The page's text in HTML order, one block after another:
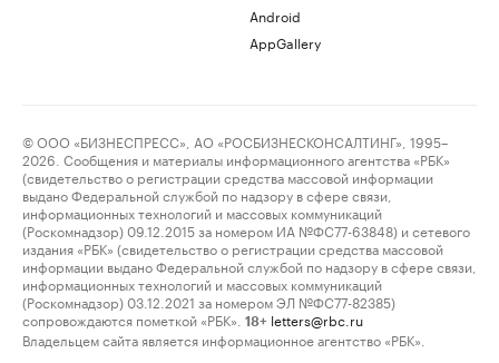
Android
AppGallery
© ООО «БИЗНЕСПРЕСС», АО «РОСБИЗНЕСКОНСАЛТИНГ», 1995–
2026. Сообщения и материалы информационного агентства «РБК»
(свидетельство о регистрации средства массовой информации
выдано Федеральной службой по надзору в сфере связи,
информационных технологий и массовых коммуникаций
(Роскомнадзор) 09.12.2015 за номером ИА №ФС77-63848) и сетевого
издания «РБК» (свидетельство о регистрации средства массовой
информации выдано Федеральной службой по надзору в сфере связи,
информационных технологий и массовых коммуникаций
(Роскомнадзор) 03.12.2021 за номером ЭЛ №ФС77-82385)
сопровождаются пометкой «РБК».
18+ letters@rbc.ru
Владельцем сайта является информационное агентство «РБК».